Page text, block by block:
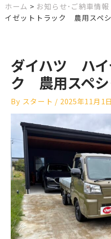
ホーム > お知らせ･ご納車情報
イゼットトラック 農用スペ
ダイハツ ハイ
ク 農用スペ
By スタート / 2025年11月1日